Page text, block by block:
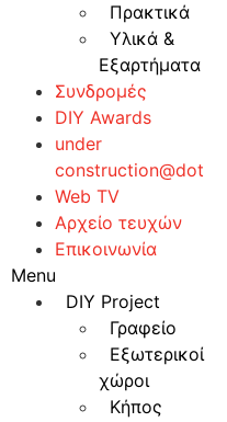
Πρακτικά
Υλικά &
Εξαρτήματα
Συνδρομές
DIY Awards
under
construction@dot
Web TV
Αρχείο τευχών
Επικοινωνία
Menu
DIY Project
Γραφείο
Εξωτερικοί
χώροι
Κήπος